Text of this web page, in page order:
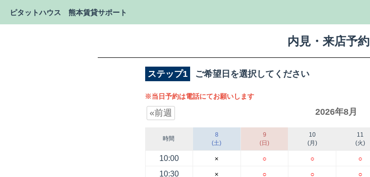
ピタットハウス 熊本賃貸サポート
内見・来店予約
ステップ1 ご希望日を選択してください
※当日予約は電話にてお願いします
«前週 2026年8月
時間
10:00
10:30
8
(土)
×
×
9
(日)
○
○
10
(月)
○
○
11
(火)
○
○